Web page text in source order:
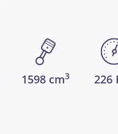
1598 cm3 226